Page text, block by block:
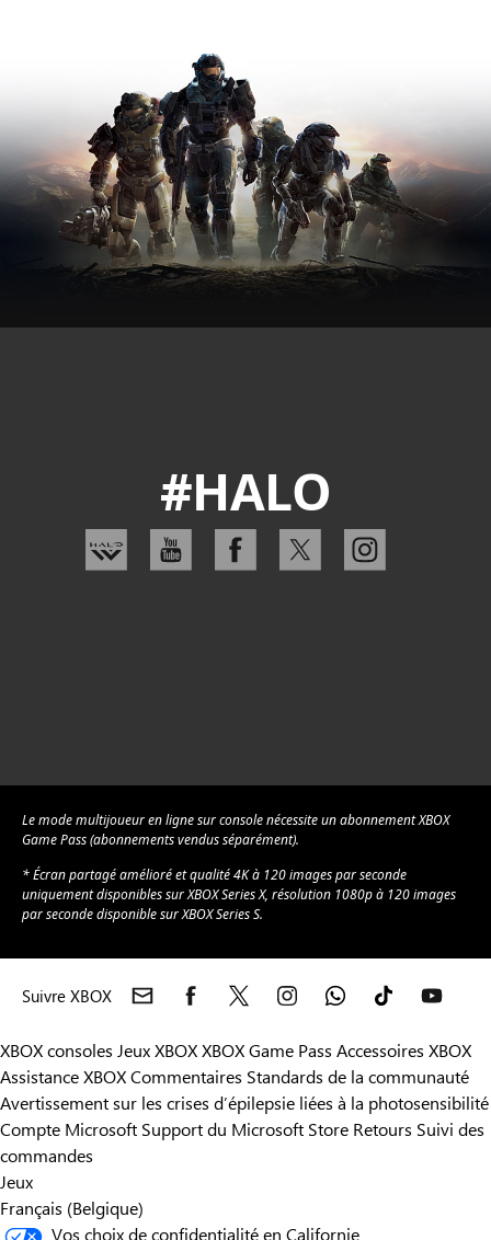
#HALO
Le mode multijoueur en ligne sur console nécessite un abonnement XBOX
Game Pass (abonnements vendus séparément).
* Écran partagé amélioré et qualité 4K à 120 images par seconde
uniquement disponibles sur XBOX Series X, résolution 1080p à 120 images
par seconde disponible sur XBOX Series S.
Suivre XBOX
XBOX consoles Jeux XBOXXBOX Game Pass Accessoires XBOX
Assistance XBOX Commentaires Standards de la communauté
Avertissement sur les crises d’épilepsie liées à la photosensibilité
Compte Microsoft Support du Microsoft Store Retours Suivi des
commandes
Jeux
Français (Belgique)
Vos choix de confidentialité en Californie